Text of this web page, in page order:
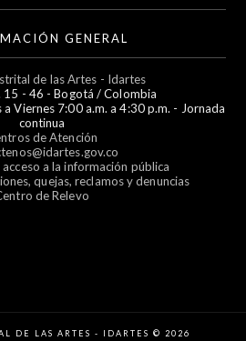
GENERAL
de las Artes - Idartes
15 - 46 - Bogotá / Colombia
Viernes 7:00 a.m. a 4:30 p.m. - Jornada
continua
de Atención
a la información pública
quejas, reclamos y denuncias
de Relevo
DE LAS ARTES - IDARTES © 2026